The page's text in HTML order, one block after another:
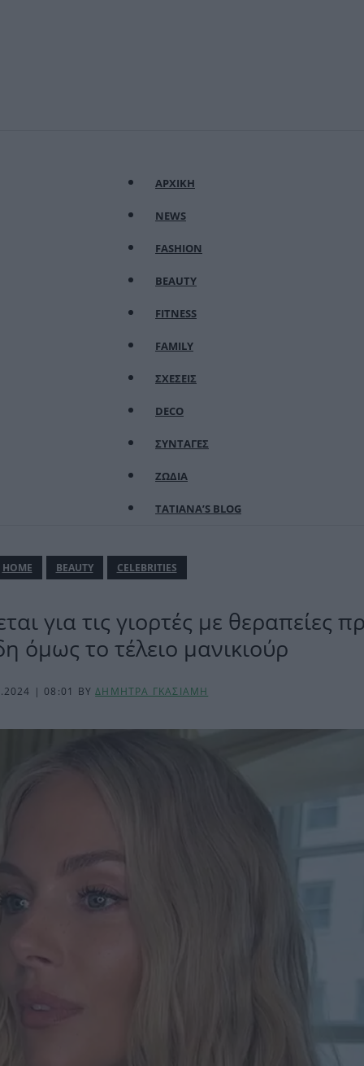
ΑΡΧΙΚΗ
NEWS
FASHION
BEAUTY
FITNESS
FAMILY
ΣΧΕΣΕΙΣ
DECO
ΣΥΝΤΑΓΕΣ
ΖΩΔΙΑ
TATIANA’S BLOG
ΗΟΜΕ BEAUTY CELEBRITIES
για τις γιορτές με θεραπείες
όμως το τέλειο μανικιούρ
| 08:01 BYΔΗΜΗΤΡΑ ΓΚΑΣΙΑΜΗ